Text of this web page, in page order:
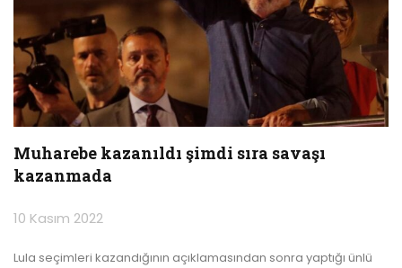
Muharebe kazanıldı şimdi sıra savaşı
kazanmada
10 Kasım 2022
Lula seçimleri kazandığının açıklamasından sonra yaptığı ünlü